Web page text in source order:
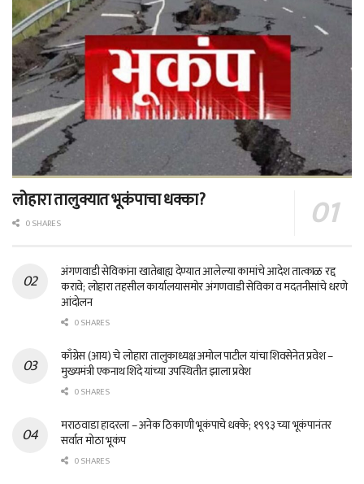
लोहारा तालुक्यात भूकंपाचा धक्का?
0 SHARES
अंगणवाडी सेविकांना खातेबाह्य देण्यात आलेल्या कामांचे आदेश तात्काळ रद्द
करावे; लोहारा तहसील कार्यालयासमोर अंगणवाडी सेविका व मदतनीसांचे धरणे
आंदोलन
0 SHARES
काँग्रेस (आय) चे लोहारा तालुकाध्यक्ष अमोल पाटील यांचा शिवसेनेत प्रवेश –
मुख्यमंत्री एकनाथ शिंदे यांच्या उपस्थितीत झाला प्रवेश
0 SHARES
मराठवाडा हादरला – अनेक ठिकाणी भूकंपाचे धक्के; १९९३ च्या भूकंपानंतर
सर्वात मोठा भूकंप
0 SHARES